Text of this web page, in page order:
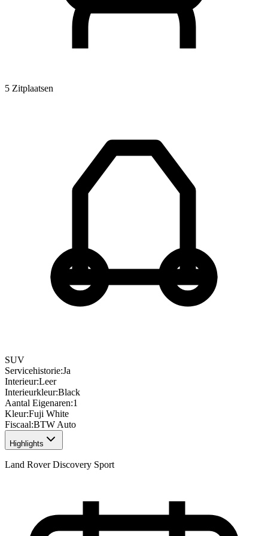
5 Zitplaatsen
SUV
Servicehistorie:Ja
Interieur:Leer
Interieurkleur:Black
Aantal Eigenaren:1
Kleur:Fuji White
Fiscaal:BTW Auto
Highlights
Land Rover Discovery Sport